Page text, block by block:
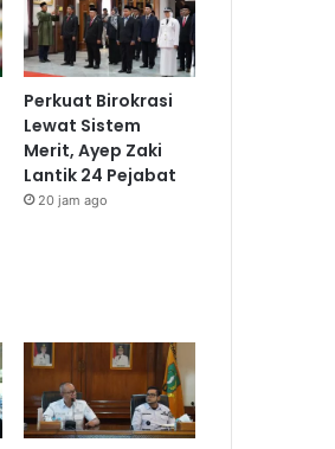
Perkuat Birokrasi
Lewat Sistem
Merit, Ayep Zaki
Lantik 24 Pejabat
20 jam ago